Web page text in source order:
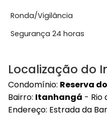
Ronda/Vigilância
Segurança 24 horas
Localização do
Condomínio: Reserva
Bairro: Itanhangá - Rio
Endereço: Estrada da